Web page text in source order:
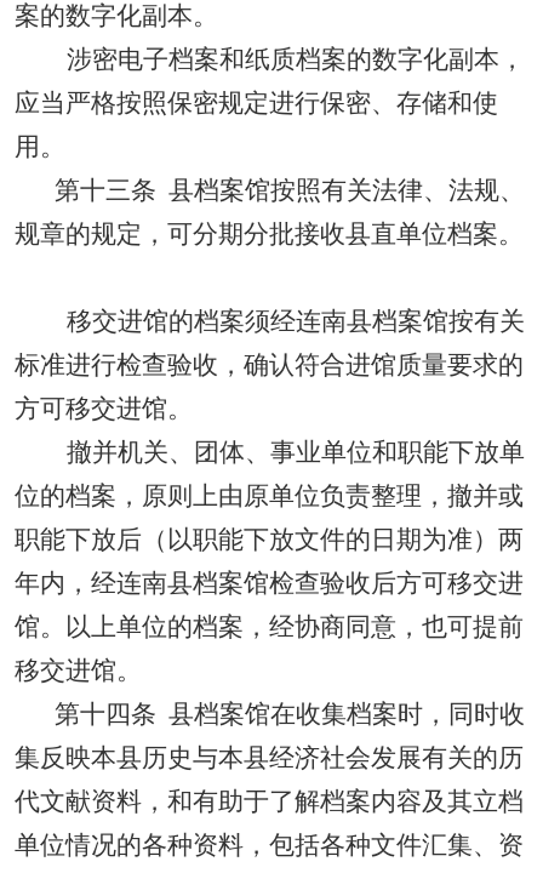
案的数字化副本。
涉密电子档案和纸质档案的数字化副本，
应当严格按照保密规定进行保密、存储和使
用。
第十三条 县档案馆按照有关法律、法规、
规章的规定，可分期分批接收县直单位档案。
移交进馆的档案须经连南县档案馆按有关
标准进行检查验收，确认符合进馆质量要求的
方可移交进馆。
撤并机关、团体、事业单位和职能下放单
位的档案，原则上由原单位负责整理，撤并或
职能下放后（以职能下放文件的日期为准）两
年内，经连南县档案馆检查验收后方可移交进
馆。以上单位的档案，经协商同意，也可提前
移交进馆。
第十四条 县档案馆在收集档案时，同时收
集反映本县历史与本县经济社会发展有关的历
代文献资料，和有助于了解档案内容及其立档
单位情况的各种资料，包括各种文件汇集、资